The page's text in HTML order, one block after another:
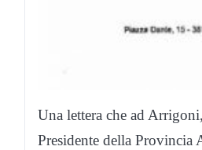
Una lettera che ad
Presidente della Provincia